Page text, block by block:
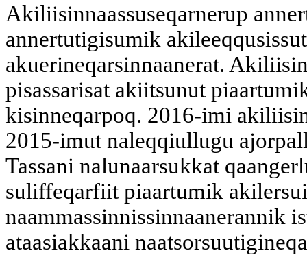
Akiliisinnaassuseqarnerup
annertutigisumik
akuerineqarsinnaanerat.
pisassarisat akiitsunut
kisinneqarpoq. 2016-imi
2015-imut naleqqiullugu
Tassani nalunaarsukkat
suliffeqarfiit piaartumik
naammassinnissinnaanerannik
ataasiakkaani